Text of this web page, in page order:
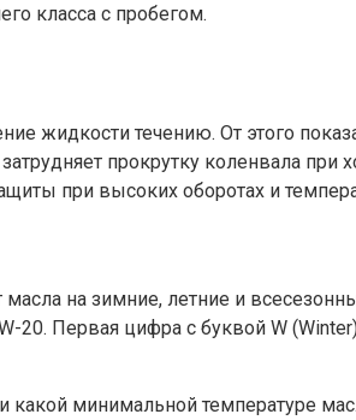
класса с пробегом.
жидкости течению. От этого
прокрутку коленвала при
при высоких оборотах и
на зимние, летние и
Первая цифра с буквой W
минимальной температуре